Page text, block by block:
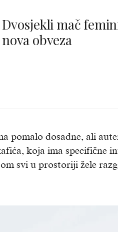
Dvosjekli mač
nova obveza
pomalo dosadne, ali
koja ima specifične
svi u prostoriji žele